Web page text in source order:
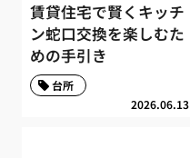
賃貸住宅で賢くキッチ
ン蛇口交換を楽しむた
めの手引き
2026.06.13
台所